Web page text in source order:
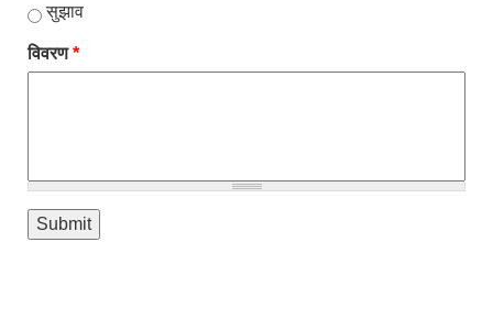
सुझाव
विवरण*